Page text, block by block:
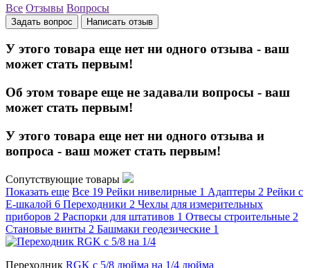
Все Отзывы Вопросы
Задать вопрос Написать отзыв
У этого товара еще нет ни одного отзыва - ваш
может стать первым!
Об этом товаре еще не задавали вопросы - ваш
может стать первым!
У этого товара еще нет ни одного отзыва и
вопроса - ваш может стать первым!
Сопутствующие товары
Показать еще Все 19 Рейки нивелирные 1 Адаптеры 2 Рейки с
Е-шкалой 6 Переходники 2 Чехлы для измерительных
приборов 2 Распорки для штативов 1 Отвесы строительные 2
Становые винты 2 Башмаки геодезические 1
Переходник RGK с 5/8 дюйма на 1/4 дюйма